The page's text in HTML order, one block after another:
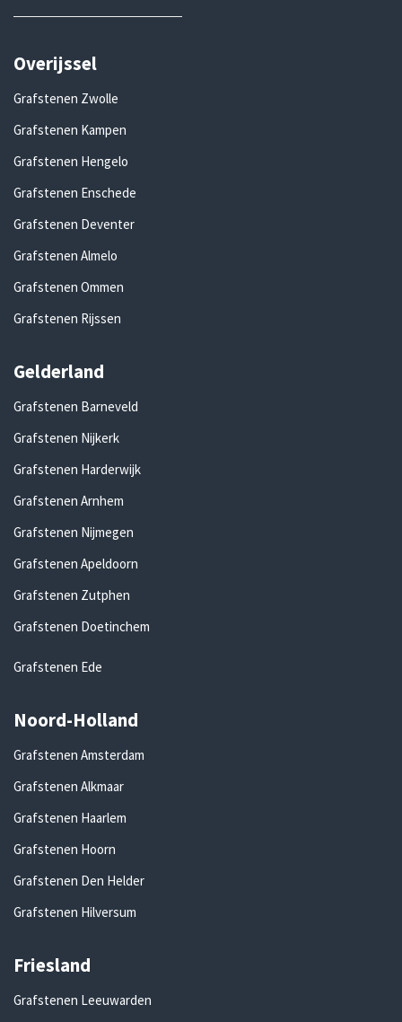
Overijssel
Grafstenen Zwolle
Grafstenen Kampen
Grafstenen Hengelo
Grafstenen Enschede
Grafstenen Deventer
Grafstenen Almelo
Grafstenen Ommen
Grafstenen Rijssen
Gelderland
Grafstenen Barneveld
Grafstenen Nijkerk
Grafstenen Harderwijk
Grafstenen Arnhem
Grafstenen Nijmegen
Grafstenen Apeldoorn
Grafstenen Zutphen
Grafstenen Doetinchem
Grafstenen Ede
Noord-Holland
Grafstenen Amsterdam
Grafstenen Alkmaar
Grafstenen Haarlem
Grafstenen Hoorn
Grafstenen Den Helder
Grafstenen Hilversum
Friesland
Grafstenen Leeuwarden